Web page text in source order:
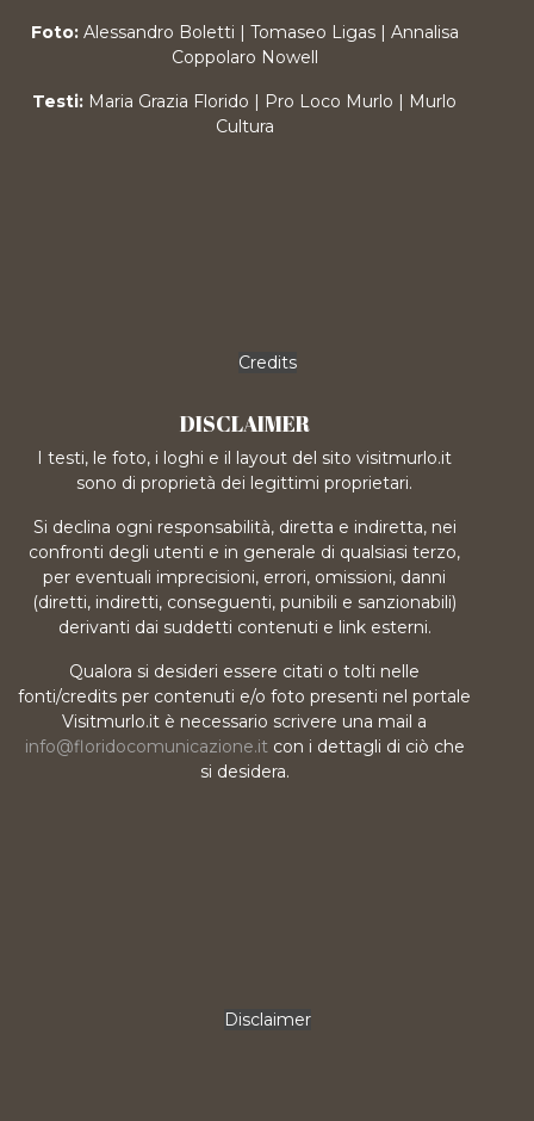
Foto: Alessandro Boletti | Tomaseo Ligas | Annalisa
Coppolaro Nowell
Testi: Maria Grazia Florido | Pro Loco Murlo | Murlo
Cultura
Credits
DISCLAIMER
I testi, le foto, i loghi e il layout del sito visitmurlo.it
sono di proprietà dei legittimi proprietari.
Si declina ogni responsabilità, diretta e indiretta, nei
confronti degli utenti e in generale di qualsiasi terzo,
per eventuali imprecisioni, errori, omissioni, danni
(diretti, indiretti, conseguenti, punibili e sanzionabili)
derivanti dai suddetti contenuti e link esterni.
Qualora si desideri essere citati o tolti nelle
fonti/credits per contenuti e/o foto presenti nel portale
Visitmurlo.it è necessario scrivere una mail a
info@floridocomunicazione.itcon i dettagli di ciò che
si desidera.
Disclaimer